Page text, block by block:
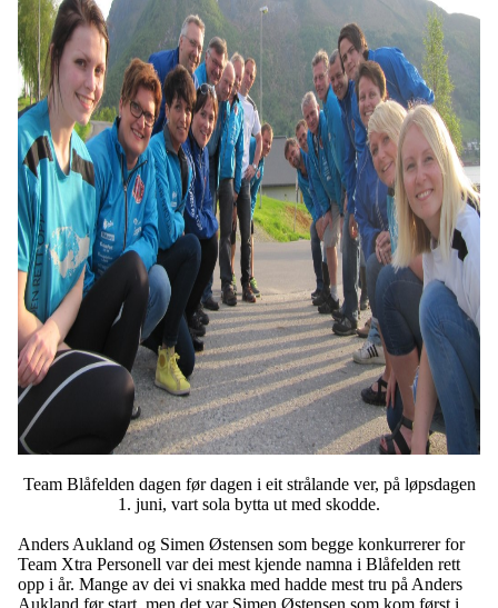
Team Blåfelden dagen før dagen i eit strålande ver, på løpsdagen
1. juni, vart sola bytta ut med skodde.
Anders Aukland og Simen Østensen som begge konkurrerer for
Team Xtra Personell var dei mest kjende namna i Blåfelden rett
opp i år. Mange av dei vi snakka med hadde mest tru på Anders